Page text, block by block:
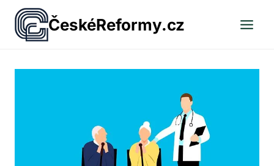
Přeskočit
obsah
ČeskéReformy.cz